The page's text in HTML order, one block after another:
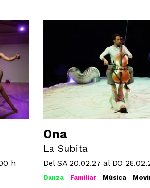
h
Ona
La Súbita
Del SA 20.02.27 al DO
Danza Familiar Música